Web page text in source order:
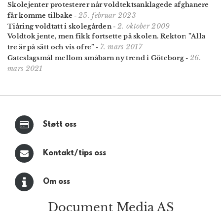
Skolejenter protesterer når voldtekts­anklagede afghanere
får komme tilbake -25. februar 2023
Tiåring voldtatt i skolegården- 2. oktober 2009
Voldtok jente, men fikk fortsette på skolen. Rektor: ”Alla
tre är på sätt och vis ofre” - 7. mars 2017
Gateslagsmål mellom småbarn ny trend i Göteborg -26.
mars 2021
Støtt oss
Kontakt/tips oss
Om oss
Document Media AS